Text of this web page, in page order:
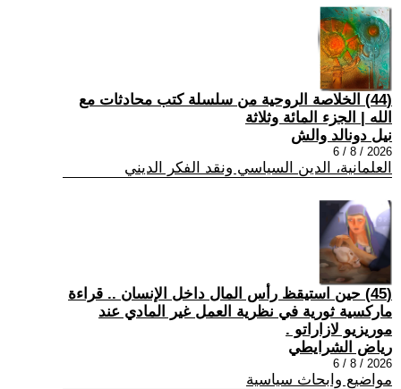
(44) الخلاصة الروحية من سلسلة كتب محادثات مع
الله | الجزء المائة وثلاثة
نيل دونالد والش
2026 / 8 / 6
العلمانية، الدين السياسي ونقد الفكر الديني
(45) حين استيقظ رأس المال داخل الإنسان .. قراءة
ماركسية ثورية في نظرية العمل غير المادي عند
موريزيو لازاراتو .
رياض الشرايطي
2026 / 8 / 6
مواضيع وابحاث سياسية